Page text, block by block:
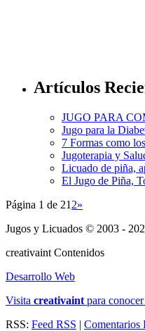
Artículos
JUGO PARA
Jugo para la
7 Formas como
Jugoterapia y
Licuado de piña,
El Jugo de Piña,
Página 1 de 21 2»
Jugos y Licuados © 2003 -
creativaint Contenidos
Desarrollo Web
Visita creativaint para
RSS: Feed RSS | Comentarios